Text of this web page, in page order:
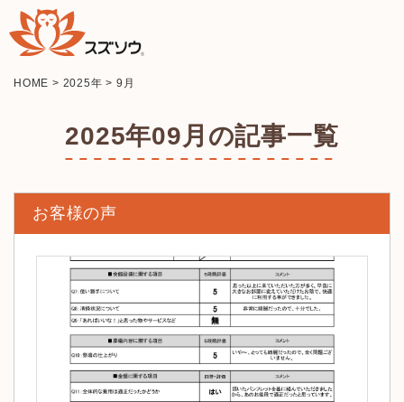
HOME > 2025年 >9月
2025年09月の記事一覧
お客様の声